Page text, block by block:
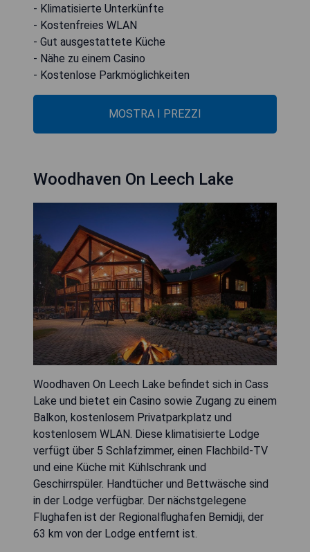
- Klimatisierte Unterkünfte
- Kostenfreies WLAN
- Gut ausgestattete Küche
- Nähe zu einem Casino
- Kostenlose Parkmöglichkeiten
MOSTRA I PREZZI
Woodhaven On Leech Lake
Woodhaven On Leech Lake befindet sich in Cass
Lake und bietet ein Casino sowie Zugang zu einem
Balkon, kostenlosem Privatparkplatz und
kostenlosem WLAN. Diese klimatisierte Lodge
verfügt über 5 Schlafzimmer, einen Flachbild-TV
und eine Küche mit Kühlschrank und
Geschirrspüler. Handtücher und Bettwäsche sind
in der Lodge verfügbar. Der nächstgelegene
Flughafen ist der Regionalflughafen Bemidji, der
63 km von der Lodge entfernt ist.